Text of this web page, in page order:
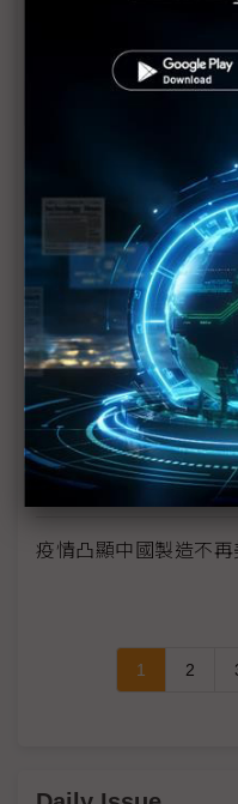
美日韓等42國一致同
（Daily Issue）供應
手機供應鏈砍單已不
疫情衝擊5G手機短
下半年
供需趨緊造成短期漲
載
華為晶片自主阻力一
疫情第2波影響浮現
疫情凸顯中國製造不
1 2